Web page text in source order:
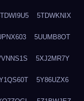
5TDWKNIX
5UUMB8OT
5XJ2MR7Y
5Y86UZX6